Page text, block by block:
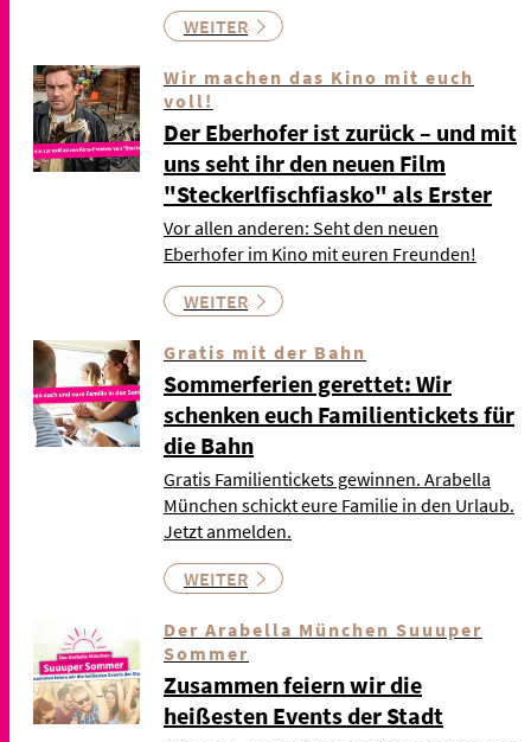
WEITER
Wir machen das Kino mit euch
voll!
Der Eberhofer ist zurück – und mit
uns seht ihr den neuen Film
"Steckerlfischfiasko" als Erster
Vor allen anderen: Seht den neuen
Eberhofer im Kino mit euren Freunden!
WEITER
Gratis mit der Bahn
Sommerferien gerettet: Wir
schenken euch Familientickets für
die Bahn
Gratis Familientickets gewinnen. Arabella
München schickt eure Familie in den Urlaub.
Jetzt anmelden.
WEITER
Der Arabella München Suuuper
Sommer
Zusammen feiern wir die
heißesten Events der Stadt